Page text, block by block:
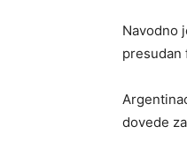
Navodno
presudan
dovede